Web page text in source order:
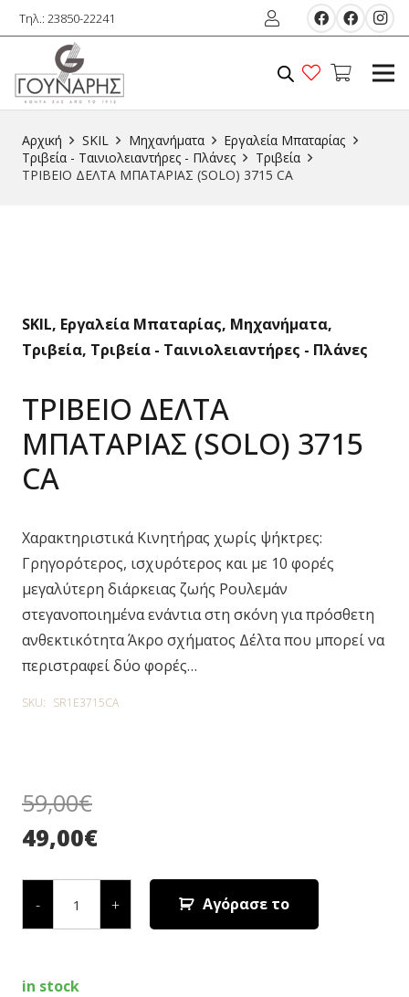
Τηλ.: 23850-22241
Αρχική SKIL Μηχανήματα
Εργαλεία Μπαταρίας
Τριβεία - Ταινιολειαντήρες - Πλάνες
Τριβεία
ΤΡΙΒΕΙΟ ΔΕΛΤΑ ΜΠΑΤΑΡΙΑΣ (SOLO) 3715 CA
SKIL, Εργαλεία Μπαταρίας, Μηχανήματα,
Τριβεία, Τριβεία - Ταινιολειαντήρες - Πλάνες
ΤΡΙΒΕΙΟ ΔΕΛΤΑ
ΜΠΑΤΑΡΙΑΣ (SOLO) 3715
CA
Χαρακτηριστικά Κινητήρας χωρίς ψήκτρες:
Γρηγορότερος, ισχυρότερος και με 10 φορές
μεγαλύτερη διάρκειας ζωής Ρουλεμάν
στεγανοποιημένα ενάντια στη σκόνη για πρόσθετη
ανθεκτικότητα Άκρο σχήματος Δέλτα που μπορεί να
περιστραφεί δύο φορές…
SKU: SR1E3715CA
59,00€
49,00€
-
ΤΡΙΒΕΙΟ
ΔΕΛΤΑ
ΜΠΑΤΑΡΙΑΣ
(SOLO)
+ Αγόρασε το
in stock